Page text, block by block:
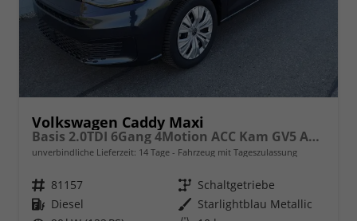
Volkswagen Caddy Maxi
Basis 2.0TDI 6Gang 4Motion ACC Kam GV5 App AHK Reling
unverbindliche Lieferzeit: 14 Tage Fahrzeug mit Tageszulassung
Fahrzeugnr. 81157 Getriebe Schaltgetriebe
Kraftstoff Diesel Außenfarbe Starlightblau Metallic